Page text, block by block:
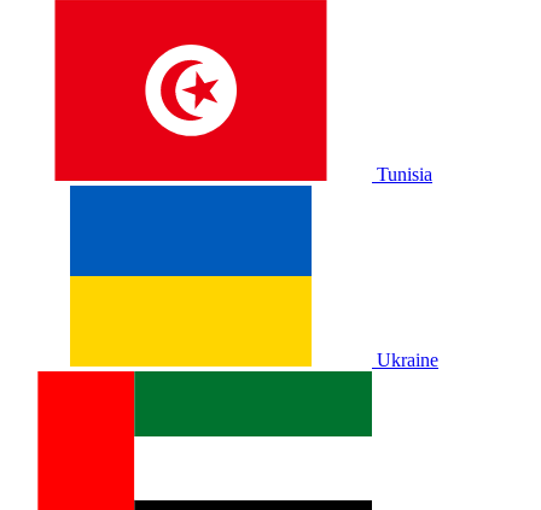
Tunisia
Ukraine